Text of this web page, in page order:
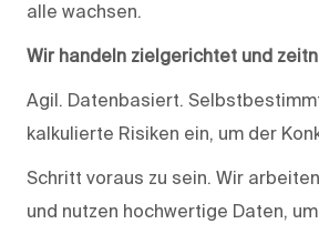
alle wachsen.
Wir handeln zielgerichtet und
Agil. Datenbasiert.
kalkulierte Risiken ein, um der
Schritt voraus zu sein. Wir
und nutzen hochwertige Daten,